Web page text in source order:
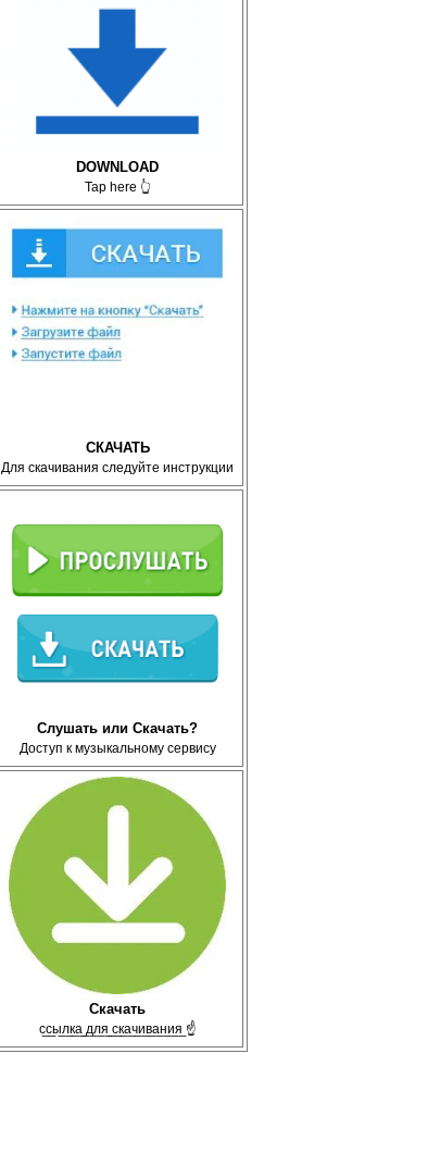
DOWNLOAD
Tap here 👆
СКАЧАТЬ
Для скачивания следуйте инструкции
Слушать или Скачать?
Доступ к музыкальному сервису
Скачать
с̲с̲ы̲л̲к̲а̲ ̲д̲л̲я̲ ̲с̲к̲а̲ч̲и̲в̲а̲н̲и̲я̲ ☝